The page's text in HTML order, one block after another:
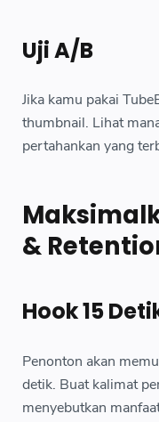
Uji A/B
Jika kamu pakai
thumbnail. Lihat
pertahankan yang
&
Hook 15
Penonton akan
detik. Buat kalimat
menyebutkan